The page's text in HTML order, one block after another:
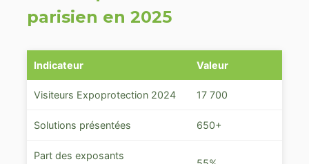
parisien en 2025
Indicateur Valeur
Visiteurs Expoprotection 2024 17 700
Solutions présentées 650+
Part des exposants